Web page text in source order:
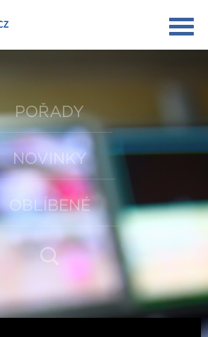
POŘADY
NOVINKY
OBLÍBENÉ